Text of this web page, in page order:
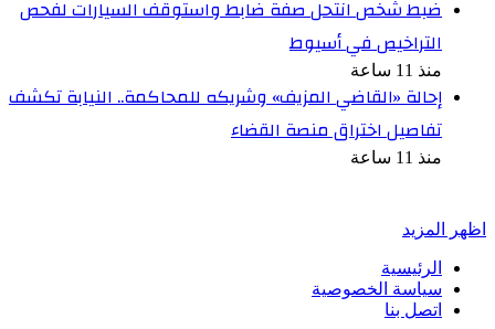
ضبط شخص انتحل صفة ضابط واستوقف السيارات لفحص
التراخيص في أسيوط
منذ 11 ساعة
إحالة «القاضي المزيف» وشريكه للمحاكمة.. النيابة تكشف
تفاصيل اختراق منصة القضاء
منذ 11 ساعة
اظهر المزيد
الرئيسية
سياسة الخصوصية
اتصل بنا